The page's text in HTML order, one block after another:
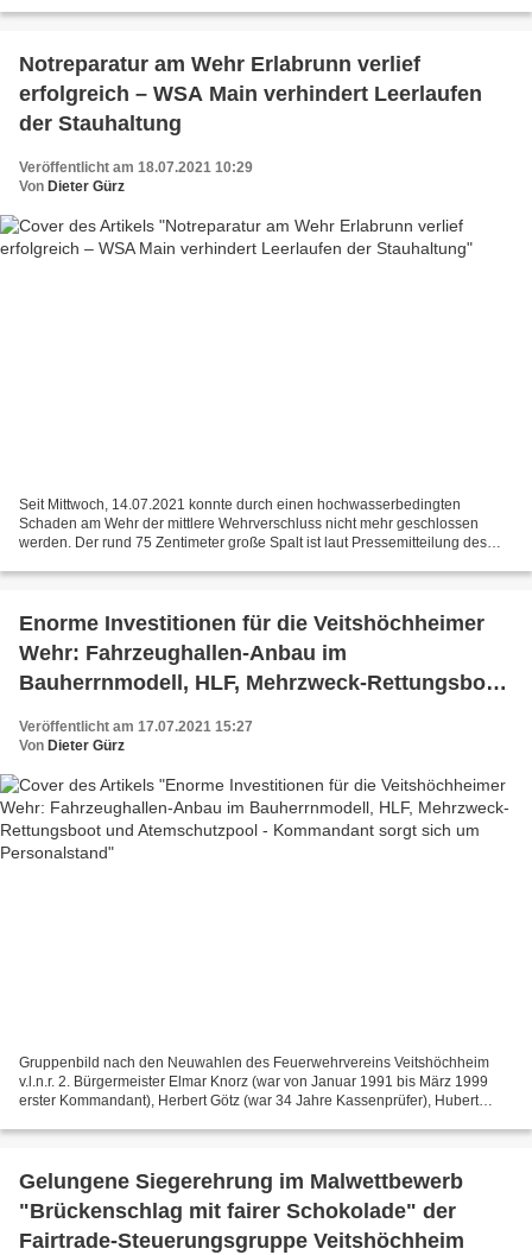
Notreparatur am Wehr Erlabrunn verlief
erfolgreich – WSA Main verhindert Leerlaufen
der Stauhaltung
Veröffentlicht am 18.07.2021 10:29
Von Dieter Gürz
Seit Mittwoch, 14.07.2021 konnte durch einen hochwasserbedingten
Schaden am Wehr der mittlere Wehrverschluss nicht mehr geschlossen
werden. Der rund 75 Zentimeter große Spalt ist laut Pressemitteilung des
Enorme Investitionen für die Veitshöchheimer
Wehr: Fahrzeughallen-Anbau im
Bauherrnmodell, HLF, Mehrzweck-Rettungsboot
um Personalstand
Veröffentlicht am 17.07.2021 15:27
Von Dieter Gürz
Gruppenbild nach den Neuwahlen des Feuerwehrvereins Veitshöchheim
v.l.n.r. 2. Bürgermeister Elmar Knorz (war von Januar 1991 bis März 1999
erster Kommandant), Herbert Götz (war 34 Jahre Kassenprüfer), Hubert
Gelungene Siegerehrung im Malwettbewerb
"Brückenschlag mit fairer Schokolade" der
Fairtrade-Steuerungsgruppe Veitshöchheim